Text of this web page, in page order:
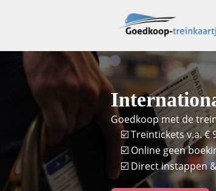
Goedkoop met de
☑️ Treintickets v.a. €
☑️ Online geen
☑️ Direct instappen